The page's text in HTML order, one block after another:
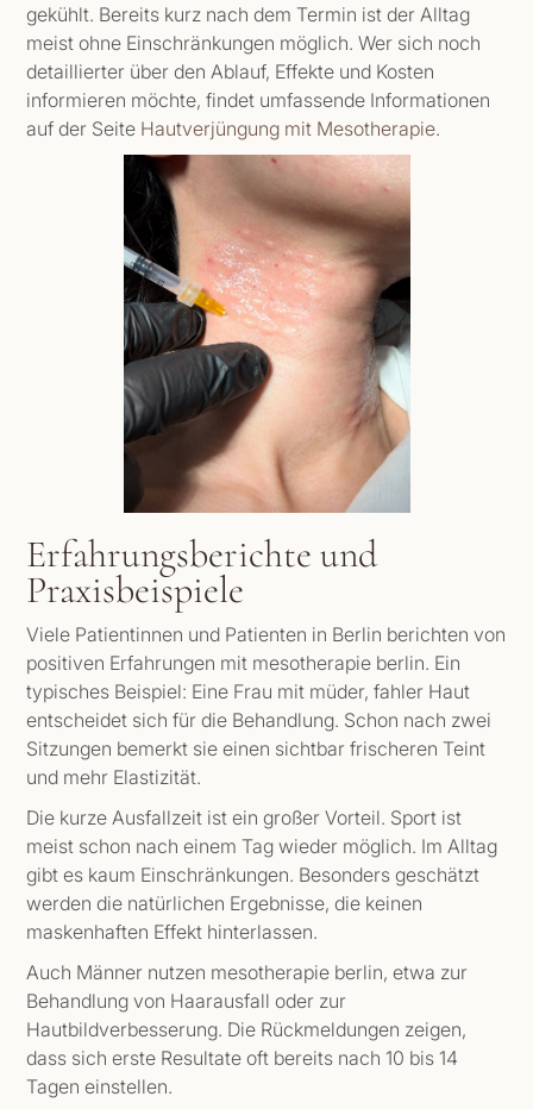
gekühlt. Bereits kurz nach dem Termin ist der Alltag
meist ohne Einschränkungen möglich. Wer sich noch
detaillierter über den Ablauf, Effekte und Kosten
informieren möchte, findet umfassende Informationen
auf der Seite Hautverjüngung mit Mesotherapie.
Erfahrungsberichte und
Praxisbeispiele
Viele Patientinnen und Patienten in Berlin berichten von
positiven Erfahrungen mit mesotherapie berlin. Ein
typisches Beispiel: Eine Frau mit müder, fahler Haut
entscheidet sich für die Behandlung. Schon nach zwei
Sitzungen bemerkt sie einen sichtbar frischeren Teint
und mehr Elastizität.
Die kurze Ausfallzeit ist ein großer Vorteil. Sport ist
meist schon nach einem Tag wieder möglich. Im Alltag
gibt es kaum Einschränkungen. Besonders geschätzt
werden die natürlichen Ergebnisse, die keinen
maskenhaften Effekt hinterlassen.
Auch Männer nutzen mesotherapie berlin, etwa zur
Behandlung von Haarausfall oder zur
Hautbildverbesserung. Die Rückmeldungen zeigen,
dass sich erste Resultate oft bereits nach 10 bis 14
Tagen einstellen.